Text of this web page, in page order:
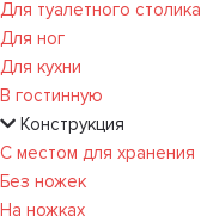
Для туалетного столика
Для ног
Для кухни
В гостинную
Конструкция
С местом для хранения
Без ножек
На ножках